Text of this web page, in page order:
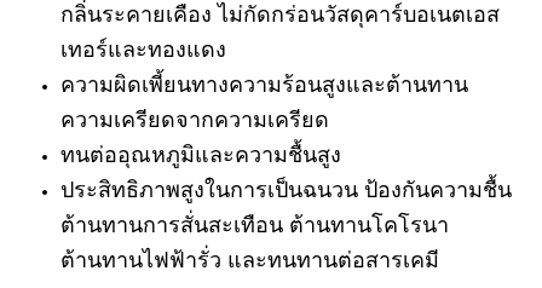
กลิ่นระคายเคือง ไม่กัดกร่อนวัสดุคาร์บอเนตเอส
เทอร์และทองแดง
ความผิดเพี้ยนทางความร้อนสูงและต้านทาน
ความเครียดจากความเครียด
ทนต่ออุณหภูมิและความชื้นสูง
ประสิทธิภาพสูงในการเป็นฉนวน ป้องกันความชื้น
ต้านทานการสั่นสะเทือน ต้านทานโคโรนา
ต้านทานไฟฟ้ารั่ว และทนทานต่อสารเคมี